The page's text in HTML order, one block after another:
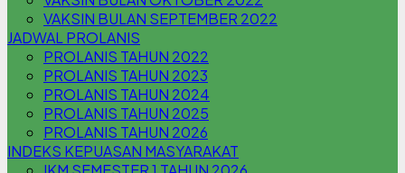
VAKSIN BULAN SEPTEMBER 2022
JADWAL PROLANIS
PROLANIS TAHUN 2022
PROLANIS TAHUN 2023
PROLANIS TAHUN 2024
PROLANIS TAHUN 2025
PROLANIS TAHUN 2026
INDEKS KEPUASAN MASYARAKAT